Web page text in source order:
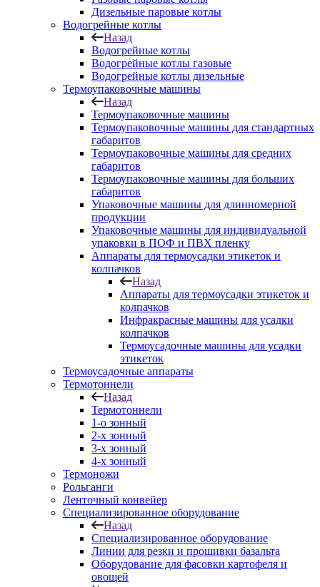
Дизельные паровые котлы
Водогрейные котлы
Назад
Водогрейные котлы
Водогрейные котлы газовые
Водогрейные котлы дизельные
Термоупаковочные машины
Назад
Термоупаковочные машины
Термоупаковочные машины для стандартных
габаритов
Термоупаковочные машины для средних
габаритов
Термоупаковочные машины для больших
габаритов
Упаковочные машины для длинномерной
продукции
Упаковочные машины для индивидуальной
упаковки в ПОФ и ПВХ пленку
Аппараты для термоусадки этикеток и
колпачков
Назад
Аппараты для термоусадки этикеток и
колпачков
Инфракрасные машины для усадки
колпачков
Термоусадочные машины для усадки
этикеток
Термоусадочные аппараты
Термотоннели
Назад
Термотоннели
1-о зонный
2-х зонный
3-х зонный
4-х зонный
Термоножи
Рольганги
Ленточный конвейер
Специализированное оборудование
Назад
Специализированное оборудование
Линии для резки и прошивки базальта
Оборудование для фасовки картофеля и
овощей